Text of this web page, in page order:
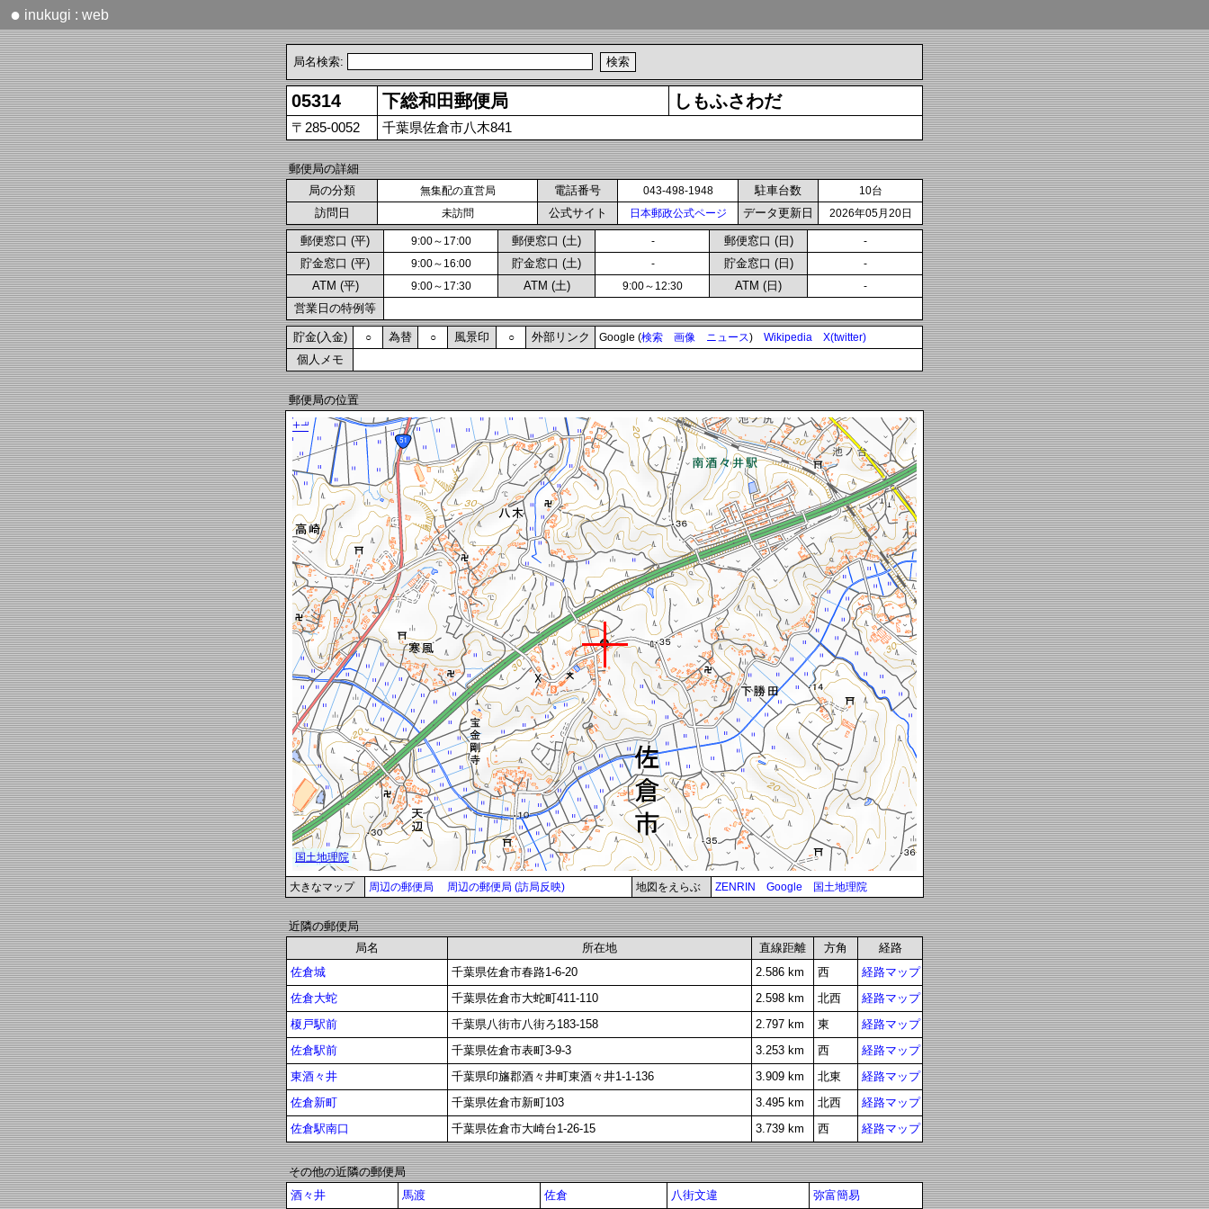
● inukugi : web
局名検索:
05314 下総和田郵便局 しもふさわだ
〒285-0052 千葉県佐倉市八木841
郵便局の詳細
局の分類
無集配の直営局 電話番号 043-498-1948 駐車台数 10台
訪問日 未訪問 公式サイト 日本郵政公式ページ データ更新日 2026年05月20日
郵便窓口 (平) 9:00～17:00 郵便窓口 (土) - 郵便窓口 (日) -
貯金窓口 (平) 9:00～16:00 貯金窓口 (土) - 貯金窓口 (日) -
ATM (平) 9:00～17:30 ATM (土) 9:00～12:30 ATM (日) -
営業日の特例等
貯金(入金) ○ 為替 ○ 風景印 ○ 外部リンク Google (検索 画像 ニュース) Wikipedia X(twitter)
個人メモ
郵便局の位置
大きなマップ 周辺の郵便局 周辺の郵便局 (訪局反映) 地図をえらぶ ZENRIN Google 国土地理院
近隣の郵便局
局名
所在地 直線距離 方角
経路
佐倉城
千葉県佐倉市春路1-6-20 2.586 km 西
経路マップ
佐倉大蛇
千葉県佐倉市大蛇町411-110 2.598 km 北西
経路マップ
榎戸駅前
千葉県八街市八街ろ183-158 2.797 km 東
経路マップ
佐倉駅前
千葉県佐倉市表町3-9-3 3.253 km 西
経路マップ
東酒々井
千葉県印旛郡酒々井町東酒々井1-1-136 3.909 km 北東
経路マップ
佐倉新町
千葉県佐倉市新町103 3.495 km 北西
経路マップ
佐倉駅南口
千葉県佐倉市大崎台1-26-15 3.739 km 西 経路マップ
その他の近隣の郵便局
酒々井
馬渡 佐倉 八街文違 弥富簡易